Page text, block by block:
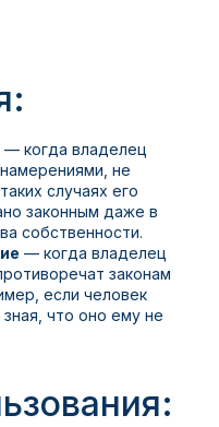
— когда владелец
не
случаях его
законным даже в
собственности.
— когда владелец
законам
если человек
что оно ему не